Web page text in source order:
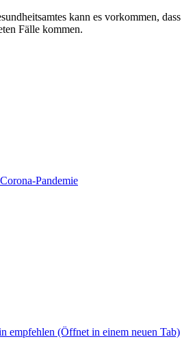
kann es vorkommen,
Fälle kommen.
Pandemie
empfehlen (Öffnet in einem neuen Tab)